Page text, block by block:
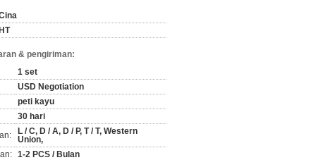
& pengiriman:
1 set
USD Negotiation
peti kayu
30 hari
L / C, D / A, D / P, T / T, Western
Union,
1-2 PCS / Bulan